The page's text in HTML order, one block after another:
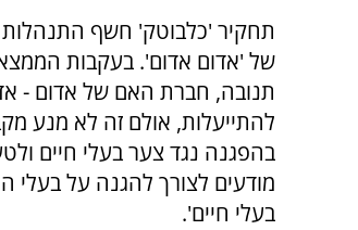
תחקיר 'כלבוטק' חשף
של 'אדום אדום'. בעקבות
תנובה, חברת האם של אדום -
להתייעלות, אולם זה לא מנע
בהפגנה נגד צער בעלי חיים
מודעים לצורך להגנה על בעלי
בעלי חיים'.